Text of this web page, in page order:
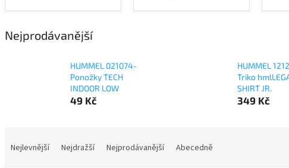
Nejprodávanější
HUMMEL 021074-
Ponožky TECH
INDOOR LOW
49 Kč
HUMMEL
Triko
SHIRT JR.
349 Kč
Nejlevnější Nejdražší Nejprodávanější Abecedně